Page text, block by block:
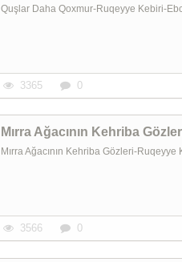
Quşlar Daha Qoxmur-Ruqeyye Kebiri-
3365 0
Mırra Ağacının Kehriba Gözleri-
3566 0